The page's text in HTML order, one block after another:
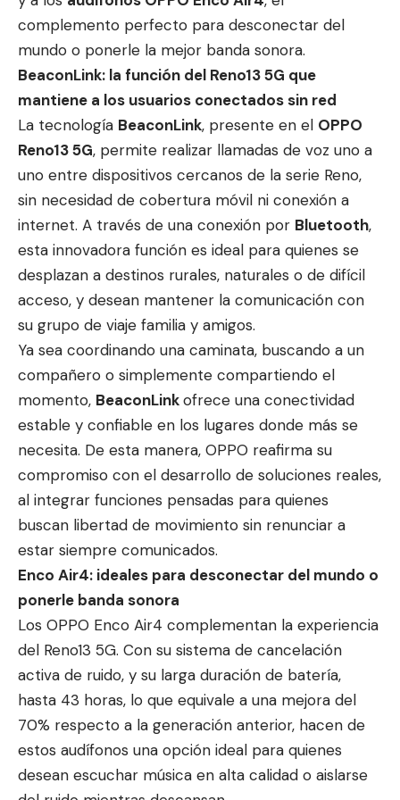
complemento perfecto para desconectar del
mundo o ponerle la mejor banda sonora.
BeaconLink: la función del Reno13 5G que
mantiene a los usuarios conectados sin red
La tecnología BeaconLink, presente en el OPPO
Reno13 5G, permite realizar llamadas de voz uno a
uno entre dispositivos cercanos de la serie Reno,
sin necesidad de cobertura móvil ni conexión a
internet. A través de una conexión por Bluetooth,
esta innovadora función es ideal para quienes se
desplazan a destinos rurales, naturales o de difícil
acceso, y desean mantener la comunicación con
su grupo de viaje familia y amigos.
Ya sea coordinando una caminata, buscando a un
compañero o simplemente compartiendo el
momento, BeaconLinkofrece una conectividad
estable y confiable en los lugares donde más se
necesita. De esta manera, OPPO reafirma su
compromiso con el desarrollo de soluciones reales,
al integrar funciones pensadas para quienes
buscan libertad de movimiento sin renunciar a
estar siempre comunicados.
Enco Air4: ideales para desconectar del mundo o
ponerle banda sonora
Los OPPO Enco Air4 complementan la experiencia
del Reno13 5G. Con su sistema de cancelación
activa de ruido, y su larga duración de batería,
hasta 43 horas, lo que equivale a una mejora del
70% respecto a la generación anterior, hacen de
estos audífonos una opción ideal para quienes
desean escuchar música en alta calidad o aislarse